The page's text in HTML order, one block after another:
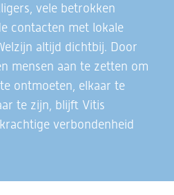
vele betrokken
contacten met lokale
altijd dichtbij. Door
mensen aan te zetten om
ontmoeten, elkaar te
te zijn, blijft Vitis
verbondenheid